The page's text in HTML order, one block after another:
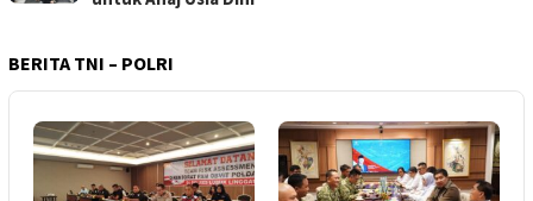
BERITA TNI – POLRI